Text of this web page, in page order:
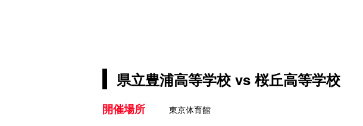
県立豊浦高等学校 vs 桜丘高等学校
開催場所 東京体育館